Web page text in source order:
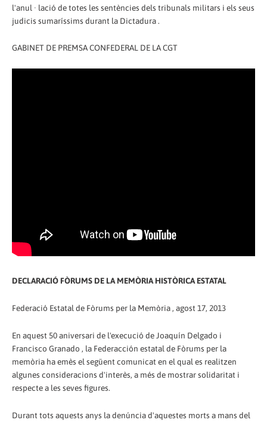
l'anul · lació de totes les sentències dels tribunals militars i els seus
judicis sumaríssims durant la Dictadura .
GABINET DE PREMSA CONFEDERAL DE LA CGT
DECLARACIÓ FÒRUMS DE LA MEMÒRIA HISTÒRICA ESTATAL
Federació Estatal de Fòrums per la Memòria , agost 17, 2013
En aquest 50 aniversari de l'execució de Joaquín Delgado i
Francisco Granado , la Federacción estatal de Fòrums per la
memòria ha emès el següent comunicat en el qual es realitzen
algunes consideracions d'interès, a més de mostrar solidaritat i
respecte a les seves figures.
Durant tots aquests anys la denúncia d'aquestes morts a mans del